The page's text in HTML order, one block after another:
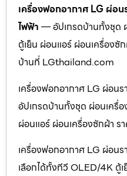
เครื่องฟอกอากาศ LG ผ่อน
ไฟฟ้า — อัปเกรดบ้านทั้งชุด
ตู้เย็น ผ่อนแอร์ ผ่อนเครื่องซั
บ้านที่ LGthailand.com
เครื่องฟอกอากาศ LG ผ่อนร
อัปเกรดบ้านทั้งชุด ผ่อนเครื่
ผ่อนแอร์ ผ่อนเครื่องซักผ้า
เครื่องฟอกอากาศ LG ผ่อนร
เลือกได้ทั้งทีวี OLED/4K ตู้